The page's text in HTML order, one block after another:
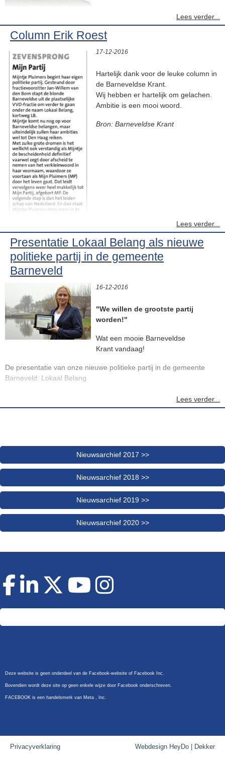
Naar oude politiek die gewoon wordt
geëerd
En tot het einde bovenal gerespecteerd
Want een nieuwe partij is 'born'
Van Barnevelders en niet van een witte leghorn
Maar voor u en mij.. van Mijntje
Een 'serious' iets en zeker geen geintje
Zij kochten eieren zonder ze kapot te tikken
En laten ook hier 'de kinderen niet stikken'
Hopelijk vinden ze politiek ook het 'Columbus Ei'
En steunen ook de plaatselijke cultuur daarbij
Copyright:MartiJansen
Lees verder...
Column Erik Roest
17-12-2016
Hartelijk dank voor de leuke column in
de Barneveldse Krant.
Wij hebben er hartelijk om gelachen.
Ambitie is een mooi woord.
Bron: Barneveldse Krant
Lees verder...
Presentatie Lokaal Belang als nieuwe
politieke partij in de gemeente
Barneveld
16-12-2016
"We willen de grootste partij
worden!"
Wat een mooie Barneveldse
Krant vandaag!
De presentatie van onze nieuwe politieke partij in de gemeente
Barneveld: Lokaal Belang
Wij doen mee met de gemeenteraadsverkiezingen op 21 maart
2018, waarbij wij de grootste partij willen worden.
Bron: Barneveldse Krant 17 december 2016
U kunt het krantenbericht hieronder downloaden of klik op de
foto's voor een vergrote weergave.
Lees verder...
Nieuwsarchief 2017 >>
Nieuwsarchief 2018 >>
Nieuwsarchief 2019 >>
Nieuwsarchief 2020 >>
Deze website is geen onderdeel van de Facebook-website of Facebook Inc.
Bovendien wordt deze site op geen enkele wijze door Facebook onderschreven.
FACEBOOK is een handelsmerk van Meta , Inc.
Privacyverklaring Webdesign HeyDo | Dekker